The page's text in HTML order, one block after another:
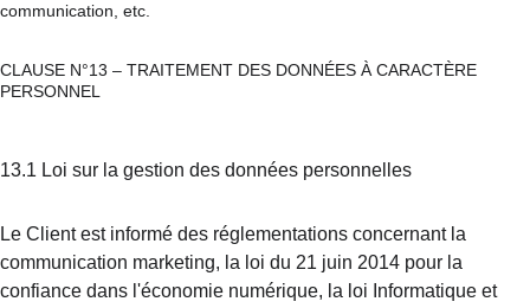
communication, etc.
CLAUSE N°13 – TRAITEMENT DES DONNÉES À CARACTÈRE
PERSONNEL
13.1 Loi sur la gestion des données personnelles
Le Client est informé des réglementations concernant la
communication marketing, la loi du 21 juin 2014 pour la
confiance dans l'économie numérique, la loi Informatique et